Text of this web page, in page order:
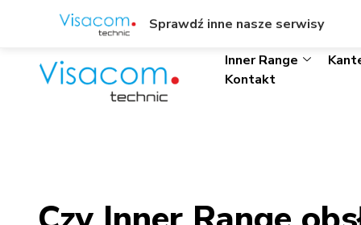
ul. Wł. Trylińskiego 8/L1, Olsztyn +48895342323
Inner Range
Kontakt
Sprawdź inne nasze serwisy